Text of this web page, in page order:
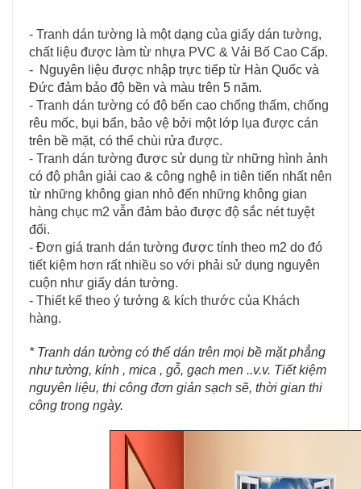
- Tranh dán tường là một dạng của giấy dán tường,
chất liệu được làm từ nhựa PVC & Vải Bố Cao Cấp.
- Nguyên liệu được nhập trực tiếp từ Hàn Quốc và
Đức đảm bảo độ bền và màu trên 5 năm.
- Tranh dán tường có độ bến cao chống thấm, chống
rêu mốc, bụi bẩn, bảo vệ bởi một lớp lụa được cán
trên bề mặt, có thể chùi rửa được.
- Tranh dán tường được sử dụng từ những hình ảnh
có độ phân giải cao & công nghệ in tiên tiến nhất nên
từ những không gian nhỏ đến những không gian
hàng chục m2 vẫn đảm bảo được độ sắc nét tuyệt
đối.
- Đơn giá tranh dán tường được tính theo m2 do đó
tiết kiệm hơn rất nhiều so với phải sử dụng nguyên
cuộn như giấy dán tường.
- Thiết kế theo ý tưởng & kích thước của Khách
hàng.
* Tranh dán tường có thể dán trên mọi bề mặt phẳng
như tường, kính , mica , gỗ, gạch men ..v.v. Tiết kiệm
nguyên liệu, thi công đơn giản sạch sẽ, thời gian thi
công trong ngày.